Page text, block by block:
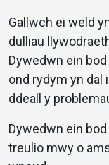
Gallwch ei weld
dulliau
Dywedwn ein
ond rydym yn dal
ddeall y
Dywedwn ein
treulio mwy o